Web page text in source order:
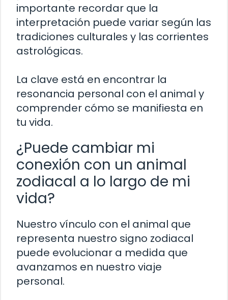
importante recordar que la
interpretación puede variar según las
tradiciones culturales y las corrientes
astrológicas.
La clave está en encontrar la
resonancia personal con el animal y
comprender cómo se manifiesta en
tu vida.
¿Puede cambiar mi
conexión con un animal
zodiacal a lo largo de mi
vida?
Nuestro vínculo con el animal que
representa nuestro signo zodiacal
puede evolucionar a medida que
avanzamos en nuestro viaje
personal.